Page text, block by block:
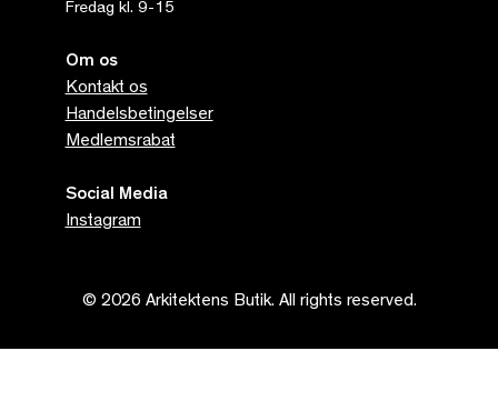
Fredag kl. 9-15
Om os
Kontakt os
Handelsbetingelser
Medlemsrabat
Social Media
Instagram
© 2026 Arkitektens Butik. All rights reserved.